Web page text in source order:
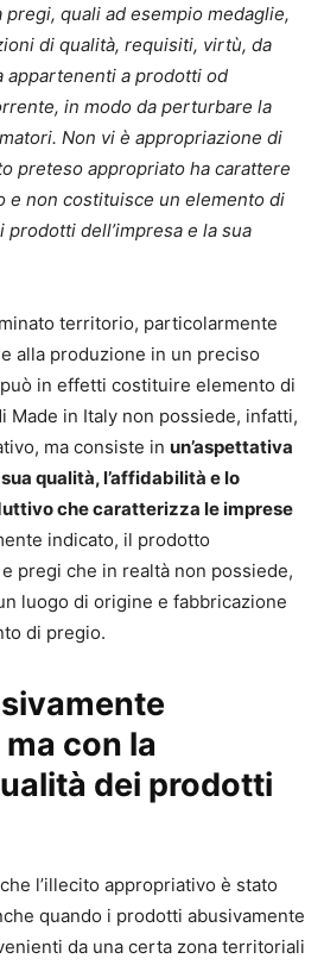
quali ad esempio medaglie,
di qualità, requisiti, virtù, da
appartenenti a prodotti od
in modo da perturbare la
Non vi è appropriazione di
preteso appropriato ha carattere
e non costituisce un elemento di
dell’impresa e la sua
territorio, particolarmente
alla produzione in un preciso
in effetti costituire elemento di
Made in Italy non possiede, infatti,
ma consiste in un’aspettativa
qualità, l’affidabilità e lo
che caratterizza le imprese
indicato, il prodotto
pregi che in realtà non possiede,
luogo di origine e fabbricazione
di pregio.
con la
dei prodotti
l’illecito appropriativo è stato
quando i prodotti abusivamente
da una certa zona territoriali